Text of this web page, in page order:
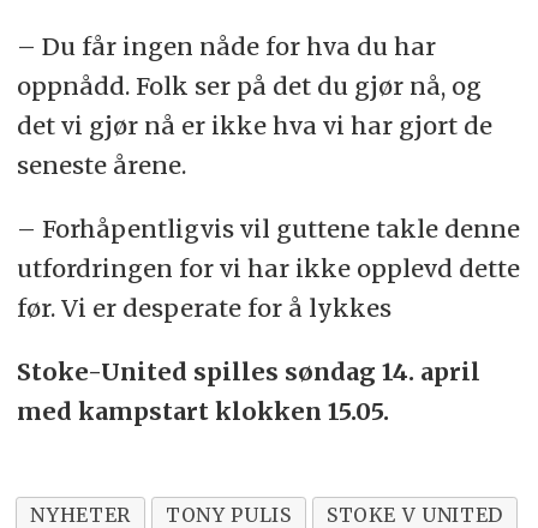
– Du får ingen nåde for hva du har
oppnådd. Folk ser på det du gjør nå, og
det vi gjør nå er ikke hva vi har gjort de
seneste årene.
– Forhåpentligvis vil guttene takle denne
utfordringen for vi har ikke opplevd dette
før. Vi er desperate for å lykkes
Stoke-United spilles søndag 14. april
med kampstart klokken 15.05.
NYHETER TONY PULIS STOKE V UNITED